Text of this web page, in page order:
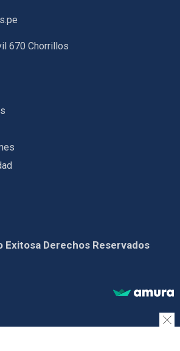
670 Chorrillos
Exitosa Derechos Reservados